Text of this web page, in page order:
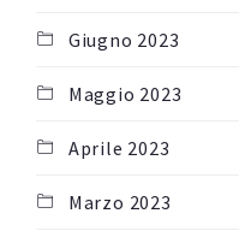
Giugno 2023
Maggio 2023
Aprile 2023
Marzo 2023